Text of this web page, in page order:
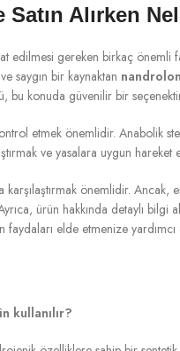
Alırken
edilmesi gereken birkaç
saygın bir kaynaktan
bu konuda güvenilir bir
etmek önemlidir. Anabolik
ve yasalara uygun hareket
karşılaştırmak önemlidir.
ürün hakkında detaylı
faydaları elde etmenize yardımcı
kullanılır?